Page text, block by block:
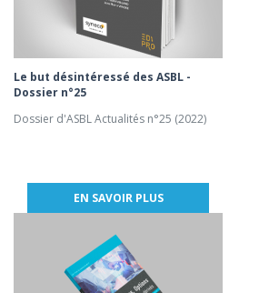
Le but désintéressé des ASBL -
Dossier n°25
Dossier d'ASBL Actualités n°25 (2022)
EN SAVOIR PLUS